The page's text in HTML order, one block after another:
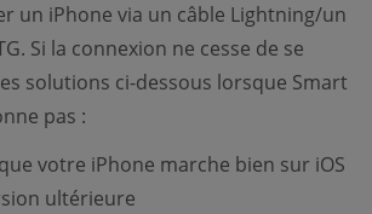
un iPhone via un câble Lightning/un
Si la connexion ne cesse de se
solutions ci-dessous lorsque Smart
pas :
votre iPhone marche bien sur iOS
ultérieure